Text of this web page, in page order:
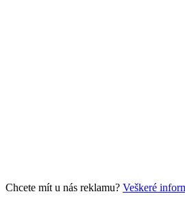
Chcete mít u nás reklamu? Veškeré